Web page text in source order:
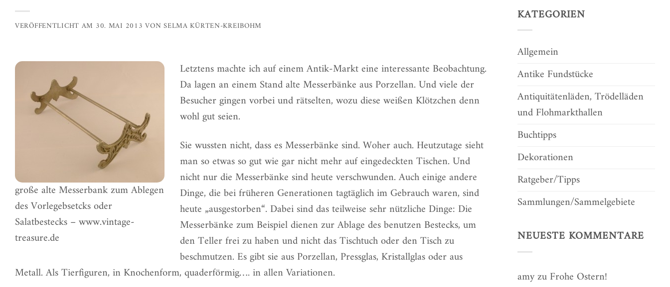
VERÖFFENTLICHT AM 30. MAI 2013 VONSELMA KÜRTEN-KREIBOHM
große alte Messerbank zum Ablegen
des Vorlegebsetcks oder
Salatbestecks – www.vintage-
treasure.de
Letztens machte ich auf einem Antik-Markt eine interessante Beobachtung.
Da lagen an einem Standalte Messerbänkeaus Porzellan. Und viele der
Besucher gingen vorbei und rätselten, wozu diese weißen Klötzchen denn
wohl gut seien.
Sie wussten nicht, dass es Messerbänke sind. Woher auch. Heutzutage sieht
man so etwas so gut wie gar nicht mehr auf eingedeckten Tischen. Und
nicht nur die Messerbänke sind heute verschwunden. Auch einige andere
Dinge, die bei früheren Generationen tagtäglich im Gebrauch waren, sind
heute „ausgestorben“. Dabei sind das teilweise sehr nützliche Dinge: Die
Messerbänke zum Beispiel dienen zur Ablage des benutzenBestecks, um
den Teller frei zu haben und nicht das Tischtuch oder den Tisch zu
beschmutzen. Es gibt sie aus Porzellan, Pressglas, Kristallglas oder aus
Metall. Als Tierfiguren, in Knochenform, quaderförmig…. in allen Variationen.
KATEGORIEN
Allgemein
Antike Fundstücke
Antiquitätenläden, Trödelläden
und Flohmarkthallen
Buchtipps
Dekorationen
Ratgeber/Tipps
Sammlungen/Sammelgebiete
NEUESTE KOMMENTARE
amyzuFrohe Ostern!